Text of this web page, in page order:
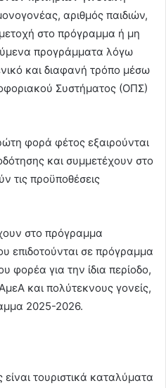
αριθμός παιδιών,
στο πρόγραμμα ή μη
προγράμματα λόγω
και διαφανή τρόπο μέσω
Συστήματος (ΟΠΣ)
φορά φέτος εξαιρούνται
και συμμετέχουν στο
τις προϋποθέσεις
στο πρόγραμμα
επιδοτούνται σε πρόγραμμα
φορέα για την ίδια περίοδο,
και πολύτεκνους γονείς,
2025-2026.
τουριστικά καταλύματα